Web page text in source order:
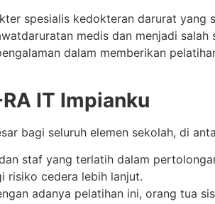
spesialis kedokteran darurat yang
medis dan menjadi
dalam memberikan
IT Impianku
bagi seluruh elemen sekolah, di
staf yang terlatih dalam
risiko cedera lebih lanjut.
adanya pelatihan ini, orang tua